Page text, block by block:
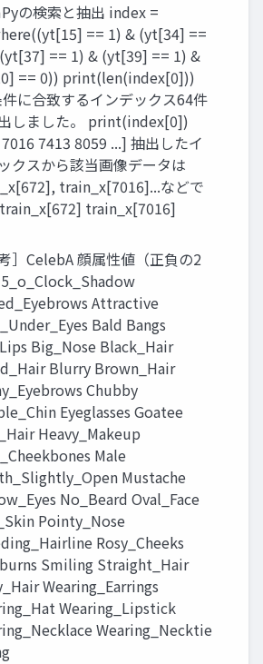
の検索と抽出 index =
== 1) & (yt[34] ==
== 1) & (yt[39] == 1) &
== 0)) print(len(index[0]))
に合致するインデックス64件
しました。 print(index[0])
7413 8059 ...] 抽出したイ
クスから該当画像データは
train_x[7016]...などで
train_x[7016]
考］CelebA 顔属性値（正負の2
Attractive
Bald Bangs
Big_Nose Black_Hair
Blurry Brown_Hair
Chubby
Eyeglasses Goatee
Heavy_Makeup
Male
Mustache
No_Beard Oval_Face
Pointy_Nose
Rosy_Cheeks
Smiling Straight_Hair
Wearing_Earrings
Wearing_Lipstick
Wearing_Necktie